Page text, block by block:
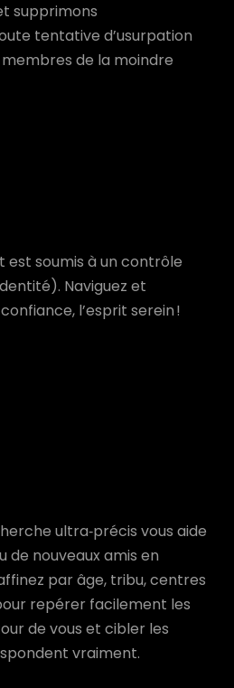
supprimons
tentative d’usurpation
de la moindre
est soumis à un contrôle
Naviguez et
l’esprit serein !
ultra‑précis vous aide
de nouveaux amis en
par âge, tribu, centres
repérer facilement les
de vous et cibler les
vraiment.